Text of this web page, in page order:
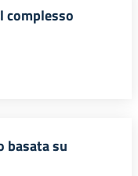
complesso
basata su